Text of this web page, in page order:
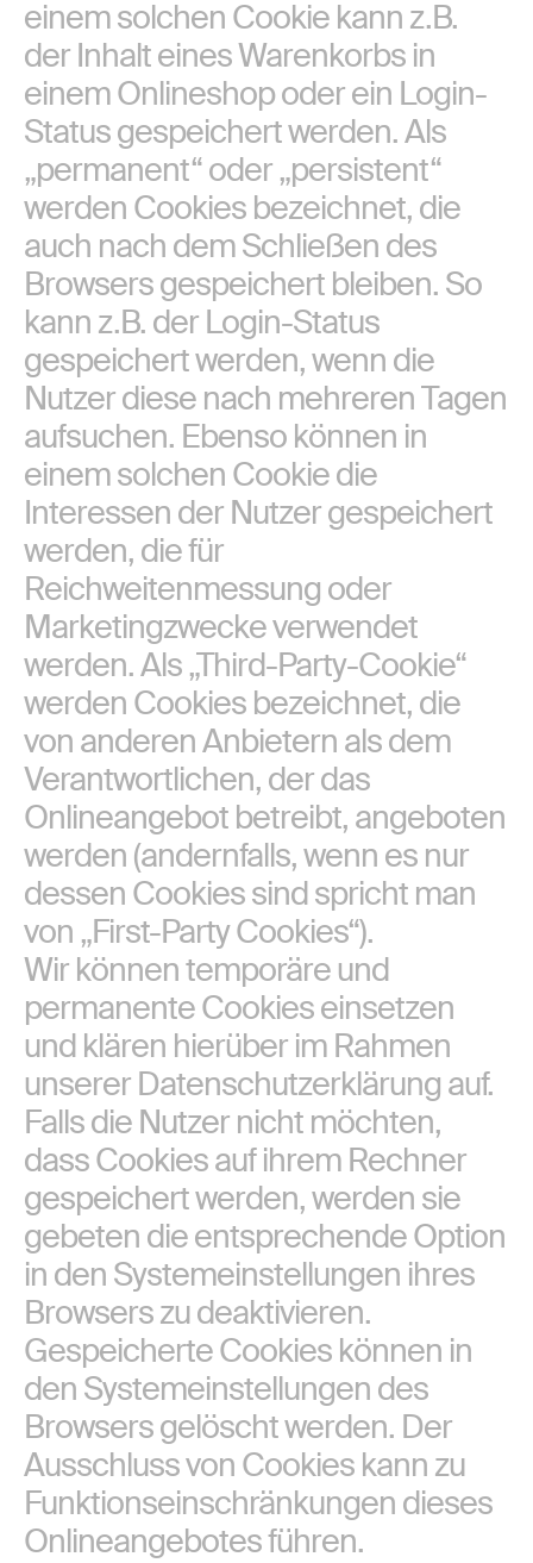
einem solchen Cookie kann z.B.
der Inhalt eines Warenkorbs in
einem Onlineshop oder ein Login-
Status gespeichert werden. Als
„permanent“ oder „persistent“
werden Cookies bezeichnet, die
auch nach dem Schließen des
Browsers gespeichert bleiben. So
kann z.B. der Login-Status
gespeichert werden, wenn die
Nutzer diese nach mehreren Tagen
aufsuchen. Ebenso können in
einem solchen Cookie die
Interessen der Nutzer gespeichert
werden, die für
Reichweitenmessung oder
Marketingzwecke verwendet
werden. Als „Third-Party-Cookie“
werden Cookies bezeichnet, die
von anderen Anbietern als dem
Verantwortlichen, der das
Onlineangebot betreibt, angeboten
werden (andernfalls, wenn es nur
dessen Cookies sind spricht man
von „First-Party Cookies“).
Wir können temporäre und
permanente Cookies einsetzen
und klären hierüber im Rahmen
unserer Datenschutzerklärung auf.
Falls die Nutzer nicht möchten,
dass Cookies auf ihrem Rechner
gespeichert werden, werden sie
gebeten die entsprechende Option
in den Systemeinstellungen ihres
Browsers zu deaktivieren.
Gespeicherte Cookies können in
den Systemeinstellungen des
Browsers gelöscht werden. Der
Ausschluss von Cookies kann zu
Funktionseinschränkungen dieses
Onlineangebotes führen.